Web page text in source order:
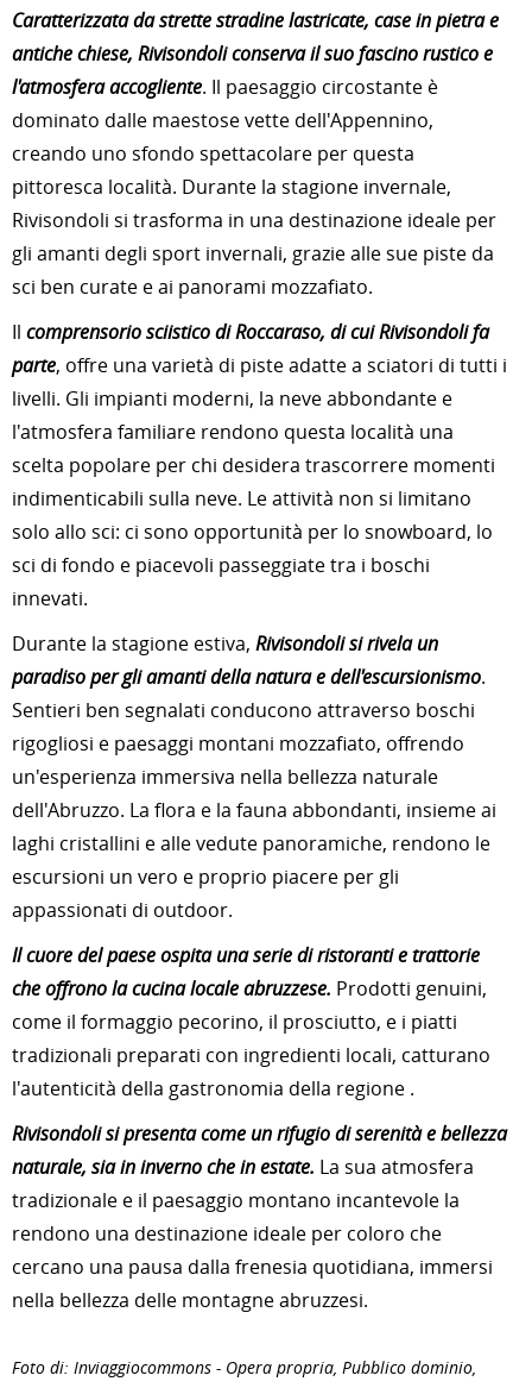
Caratterizzata da strette stradine lastricate, case in pietra e
antiche chiese, Rivisondoli conserva il suo fascino rustico e
l'atmosfera accogliente. Il paesaggio circostante è
dominato dalle maestose vette dell'Appennino,
creando uno sfondo spettacolare per questa
pittoresca località. Durante la stagione invernale,
Rivisondoli si trasforma in una destinazione ideale per
gli amanti degli sport invernali, grazie alle sue piste da
sci ben curate e ai panorami mozzafiato.
Il comprensorio sciistico di Roccaraso, di cui Rivisondoli fa
parte, offre una varietà di piste adatte a sciatori di tutti i
livelli. Gli impianti moderni, la neve abbondante e
l'atmosfera familiare rendono questa località una
scelta popolare per chi desidera trascorrere momenti
indimenticabili sulla neve. Le attività non si limitano
solo allo sci: ci sono opportunità per lo snowboard, lo
sci di fondo e piacevoli passeggiate tra i boschi
innevati.
Durante la stagione estiva, Rivisondoli si rivela un
paradiso per gli amanti della natura e dell'escursionismo.
Sentieri ben segnalati conducono attraverso boschi
rigogliosi e paesaggi montani mozzafiato, offrendo
un'esperienza immersiva nella bellezza naturale
dell'Abruzzo. La flora e la fauna abbondanti, insieme ai
laghi cristallini e alle vedute panoramiche, rendono le
escursioni un vero e proprio piacere per gli
appassionati di outdoor.
Il cuore del paese ospita una serie di ristoranti e trattorie
che offrono la cucina locale abruzzese. Prodotti genuini,
come il formaggio pecorino, il prosciutto, e i piatti
tradizionali preparati con ingredienti locali, catturano
l'autenticità della gastronomia della regione .
Rivisondoli si presenta come un rifugio di serenità e bellezza
naturale, sia in inverno che in estate. La sua atmosfera
tradizionale e il paesaggio montano incantevole la
rendono una destinazione ideale per coloro che
cercano una pausa dalla frenesia quotidiana, immersi
nella bellezza delle montagne abruzzesi.
Foto di: Inviaggiocommons - Opera propria, Pubblico dominio,